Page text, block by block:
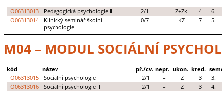
O06313013 Pedagogická psychologie II 2/1 – Z+Zk 4
6.
O06313014
Klinický seminář školní
psychologie
0/7 – KZ 7 5.
M04 – MODUL SOCIÁLNÍ
kód název př./cv. nepr. ukon. kred.
O06313015
Sociální psychologie I 2/1 – Z 3
3.
O06313016
Sociální psychologie II 2/1 – Z 3
4.